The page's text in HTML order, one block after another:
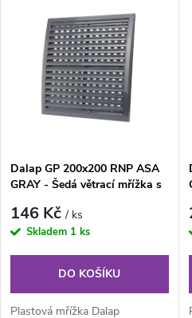
Dalap GP 200x200 RNP ASA
GRAY - Šedá větrací mřížka s
146 Kč/ ks
Skladem 1 ks
DO KOŠÍKU
Plastová mřížka Dalap